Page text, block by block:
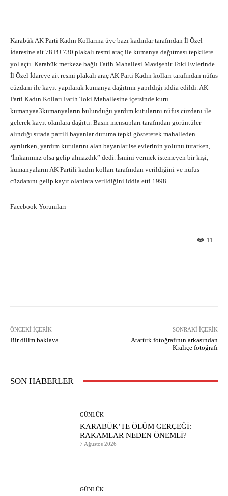
Karabük AK Parti Kadın Kollarına üye bazı kadınlar tarafından İl Özel
İdaresine ait 78 BJ 730 plakalı resmi araç ile kumanya dağıtması tepkilere
yol açtı. Karabük merkeze bağlı Fatih Mahallesi Mavişehir Toki Evlerinde
İl Özel İdareye ait resmi plakalı araç AK Parti Kadın kolları tarafından nüfus
cüzdanı ile kayıt yapılarak kumanya dağıtımı yapıldığı iddia edildi. AK
Parti Kadın Kolları Fatih Toki Mahallesine içersinde kuru
kumanyaa3kumanyaların bulunduğu yardım kutularını nüfus cüzdanı ile
gelerek kayıt olanlara dağıttı. Basın mensupları tarafından görüntüler
alındığı sırada partili bayanlar duruma tepki göstererek mahalleden
ayrılırken, yardım kutularını alan bayanlar ise evlerinin yolunu tutarken,
‘İmkanımız olsa gelip almazdık” dedi. İsmini vermek istemeyen bir kişi,
kumanyaların AK Partili kadın kolları tarafından verildiğini ve nüfus
cüzdanını gelip kayıt olanlara verildiğini iddia etti.1998
Facebook Yorumları
11
ÖNCEKI İÇERIK
Bir dilim baklava
SONRAKI İÇERIK
Atatürk fotoğrafının arkasından
Kraliçe fotoğrafı
SON HABERLER
GÜNLÜK
KARABÜK’TE ÖLÜM GERÇEĞİ:
RAKAMLAR NEDEN ÖNEMLİ?
7 Ağustos 2026
GÜNLÜK